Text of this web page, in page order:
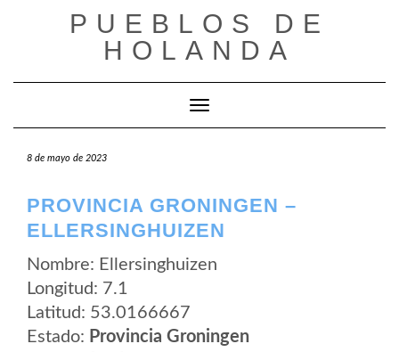
PUEBLOS DE
HOLANDA
Cambiar modo de navegación
8 de mayo de 2023
PROVINCIA GRONINGEN –
ELLERSINGHUIZEN
Nombre: Ellersinghuizen
Longitud: 7.1
Latitud: 53.0166667
Estado: Provincia Groningen